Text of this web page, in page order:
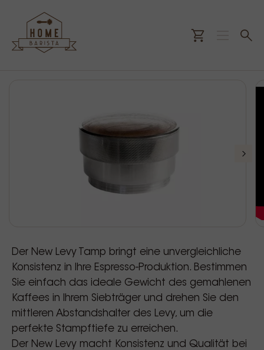
Der New Levy Tamp bringt eine unvergleichliche
Konsistenz in Ihre Espresso-Produktion. Bestimmen
Sie einfach das ideale Gewicht des gemahlenen
Kaffees in Ihrem Siebträger und drehen Sie den
mittleren Abstandshalter des Levy, um die
perfekte Stampftiefe zu erreichen.
Der New Levy macht Konsistenz und Qualität bei